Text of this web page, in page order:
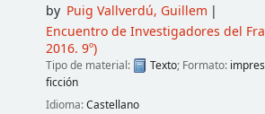
by Puig Vallverdú, Guillem
Encuentro de Investigadores del
2016. 9º)
Tipo de material: Texto; Formato:
ficción
Idioma:Castellano